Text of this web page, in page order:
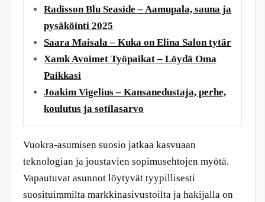
Radisson Blu Seaside – Aamupala, sauna ja
pysäköinti 2025
Saara Maisala – Kuka on Elina Salon tytär
Xamk Avoimet Työpaikat – Löydä Oma
Paikkasi
Joakim Vigelius – Kansanedustaja, perhe,
koulutus ja sotilasarvo
Vuokra-asumisen suosio jatkaa kasvuaan
teknologian ja joustavien sopimusehtojen myötä.
Vapautuvat asunnot löytyvät tyypillisesti
suosituimmilta markkinasivustoilta ja hakijalla on